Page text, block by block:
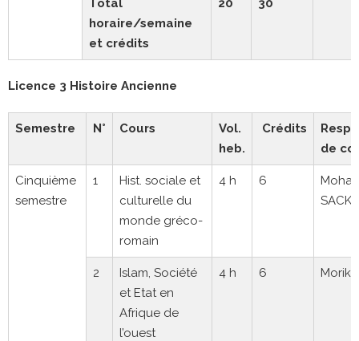
Total
horaire/semaine
et crédits
20 30
Licence 3 Histoire Ancienne
Semestre N° Cours
Vol.
heb.
Crédits
de
Cinquième
semestre
1
Hist. sociale et
culturelle du
monde gréco-
romain
4 h 6
2
Islam, Société
et Etat en
Afrique de
l’ouest
4 h 6